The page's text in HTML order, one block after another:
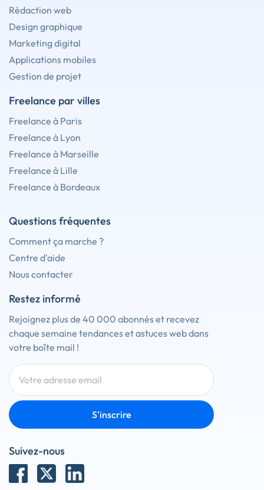
Rédaction web
Design graphique
Marketing digital
Applications mobiles
Gestion de projet
Freelance par villes
Freelance à Paris
Freelance à Lyon
Freelance à Marseille
Freelance à Lille
Freelance à Bordeaux
Questions fréquentes
Comment ça marche ?
Centre d'aide
Nous contacter
Restez informé
Rejoignez plus de 40 000 abonnés et recevez
chaque semaine tendances et astuces web dans
votre boîte mail !
S'inscrire
Suivez-nous